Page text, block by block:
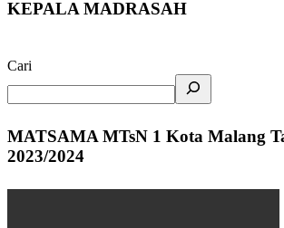
KEPALA MADRASAH
Cari
MATSAMA MTsN 1 Kota Malang
2023/2024